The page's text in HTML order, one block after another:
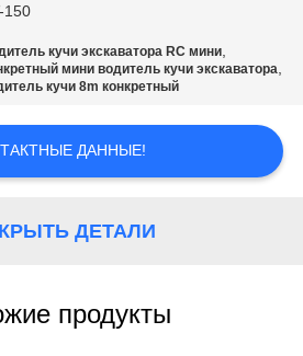
150
кучи экскаватора RC мини,
мини водитель кучи экскаватора,
кучи 8m конкретный
ДАННЫЕ!
ДЕТАЛИ
продукты